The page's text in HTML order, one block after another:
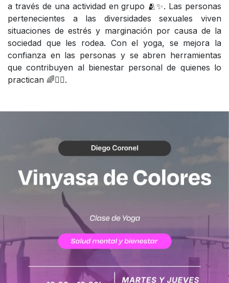
a través de una actividad en grupo 🫂✨. Las personas
pertenecientes a las diversidades sexuales viven
situaciones de estrés y marginación por causa de la
sociedad que les rodea. Con el yoga, se mejora la
confianza en las personas y se abren herramientas
que contribuyen al bienestar personal de quienes lo
practican 🌈🧘‍♀️.